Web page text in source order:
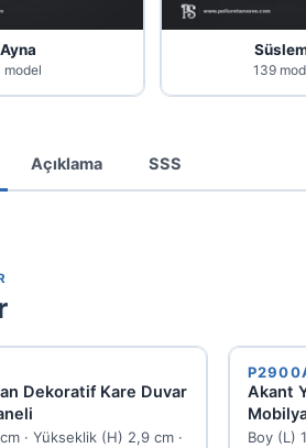
Ayna
model 139
Açıklama SSS
Dekoratif Kare Duvar
· Yükseklik (H) 2,9 cm ·
Akant
Boy (L)